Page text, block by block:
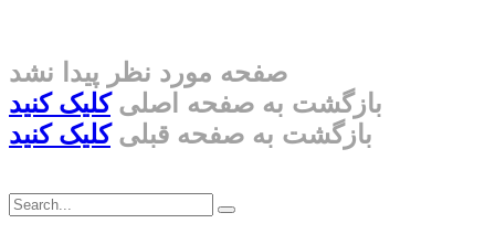
صفحه مورد نظر پیدا نشد
بازگشت به صفحه اصلیکلیک کنید
بازگشت به صفحه قبلیکلیک کنید